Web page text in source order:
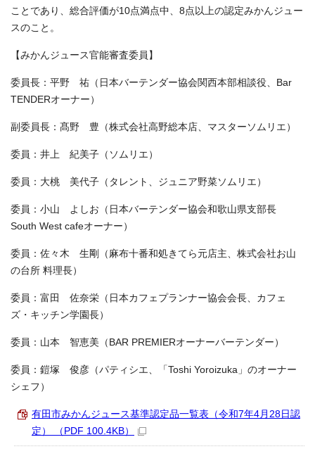
ことであり、総合評価が10点満点中、8点以上の認定みかんジュー
スのこと。
【みかんジュース官能審査委員】
委員長：平野 祐（日本バーテンダー協会関西本部相談役、Bar
TENDERオーナー）
副委員長：髙野 豊（株式会社高野総本店、マスターソムリエ）
委員：井上 紀美子（ソムリエ）
委員：大桃 美代子（タレント、ジュニア野菜ソムリエ）
委員：小山 よしお（日本バーテンダー協会和歌山県支部長
South West cafeオーナー）
委員：佐々木 生剛（麻布十番和処きてら元店主、株式会社お山
の台所 料理長）
委員：富田 佐奈栄（日本カフェプランナー協会会長、カフェ
ズ・キッチン学園長）
委員：山本 智恵美（BAR PREMIERオーナーバーテンダー）
委員：鎧塚 俊彦（パティシエ、「Toshi Yoroizuka」のオーナー
シェフ）
有田市みかんジュース基準認定品一覧表（令和7年4月28日認
定） （PDF 100.4KB）